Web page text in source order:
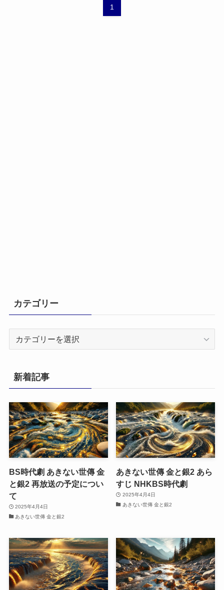
1
カテゴリー
リ
ー
新着記事
BS時代劇 あきない世傳 金
と銀2 再放送の予定につい
て
2025年4月4日
あきない世傳 金と銀2
あきない世傳 金と銀2 あら
すじ NHKBS時代劇
2025年4月4日
あきない世傳 金と銀2